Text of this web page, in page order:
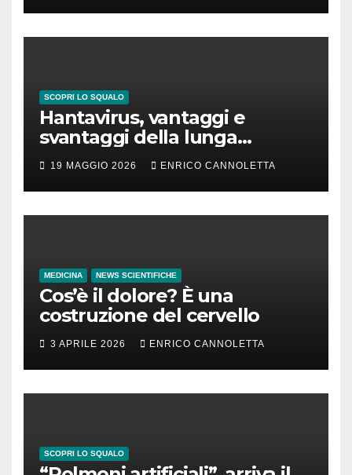
SCOPRI LO SQUALO
Hantavirus, vantaggi e
svantaggi della lunga
incubazione
19 MAGGIO 2026 ENRICO CANNOLETTA
MEDICINA NEWS SCIENTIFICHE
Cos’è il dolore? È una
costruzione del cervello
3 APRILE 2026 ENRICO CANNOLETTA
SCOPRI LO SQUALO